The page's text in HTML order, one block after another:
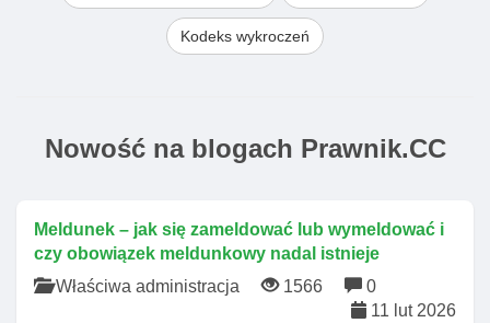
Kodeks wykroczeń
Nowość na blogach Prawnik.CC
Meldunek – jak się zameldować lub wymeldować i
czy obowiązek meldunkowy nadal istnieje
Właściwa administracja
1566
0
11 lut 2026